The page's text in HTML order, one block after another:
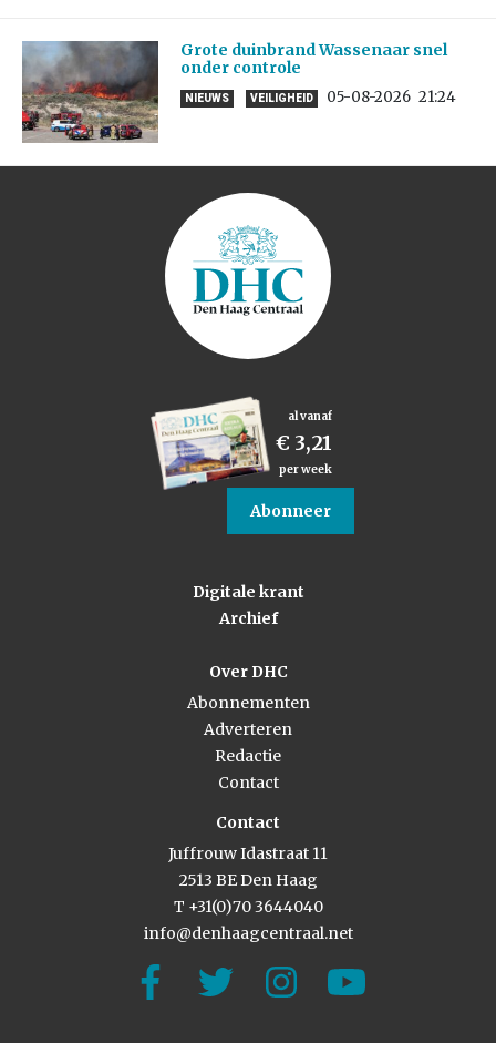
Grote duinbrand Wassenaar snel
onder controle
NIEUWS VEILIGHEID 05-08-2026 21:24
al vanaf
€ 3,21
per week
Abonneer
Digitale krant
Archief
Over DHC
Abonnementen
Adverteren
Redactie
Contact
Contact
Juffrouw Idastraat 11
2513 BE Den Haag
T +31(0)70 3644040
info@denhaagcentraal.net